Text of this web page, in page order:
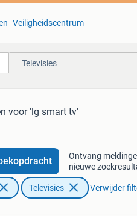
Veiligheidscentrum
Televisies
voor 'lg smart tv'
Ontvang
nieuwe
Televisies Verwijder